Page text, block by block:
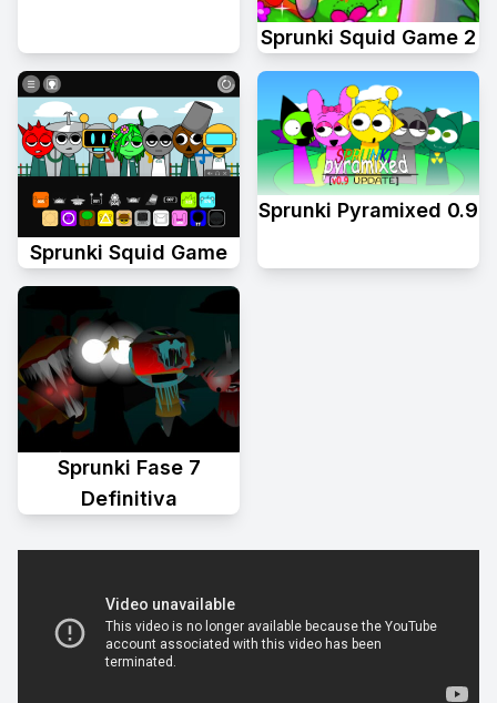
Sprunki Squid Game 2
Sprunki Squid Game
Sprunki Pyramixed 0.9
Sprunki Fase 7
Definitiva